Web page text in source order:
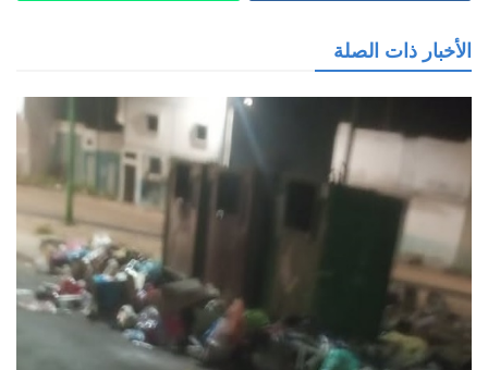
الأخبار ذات الصلة